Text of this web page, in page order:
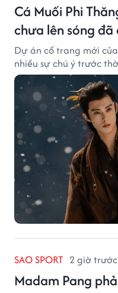
Cá Muối Phi
chưa lên sóng đã
Dự án cổ trang mới
nhiều sự chú ý trước
SAO SPORT 2 giờ trước
Madam Pang